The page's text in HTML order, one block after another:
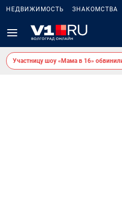
НЕДВИЖИМОСТЬ ЗНАКОМСТВА
Участницу шоу «Мама в 16»